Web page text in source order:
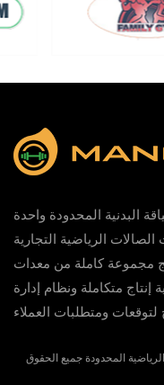
البدنية المحدودة واحدة
الرياضية التجارية
مجموعة كاملة من معدات
إنتاج متكاملة ونظام إدارة
مانجو للسلع الرياضية المحدودة جميع الحقوق